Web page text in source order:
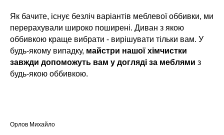
Як бачите, існує безліч варіантів меблевої оббивки, ми
перерахували широко поширені. Диван з якою
оббивкою краще вибрати - вирішувати тільки вам. У
будь-якому випадку, майстри нашої хімчистки
завжди допоможуть вам у догляді за меблями з
будь-якою оббивкою.
Орлов Михайло